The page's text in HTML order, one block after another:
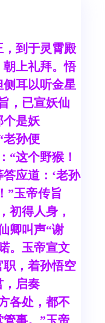
到于灵霄殿
上礼拜。悟
耳以听金星
，已宣妖仙
个是妖
老孙便
“这个野猴！
应道：‘老孙
”玉帝传旨
初得人身，
卿叫声“谢
。玉帝宣文
，着孙悟空
，启奏
各处，都不
事。”玉帝